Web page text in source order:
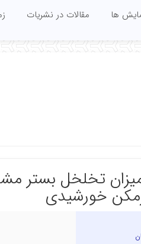
ها مقالات در نشریات
تخلخل بستر
خورشیدی